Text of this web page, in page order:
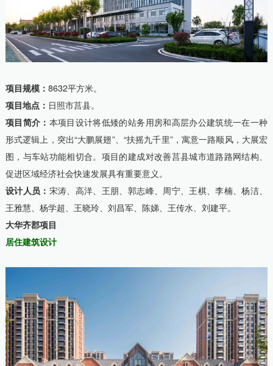
项目规模： 8632平方米。
项目地点： 日照市莒县。
项目简介： 本项目设计将低矮的站务用房和高层办公建筑统一在一种
形式逻辑上，突出“大鹏展翅”、“扶摇九千里”，寓意一路顺风，大展宏
图，与车站功能相切合。项目的建成对改善莒县城市道路路网结构、
促进区域经济社会快速发展具有重要意义。
设计人员： 宋涛、高洋、王朋、郭志峰、周宁、王棋、李楠、杨洁、
王雅慧、杨学超、王晓玲、刘昌军、陈娣、王传水、刘建平。
大华齐郡项目
居住建筑设计